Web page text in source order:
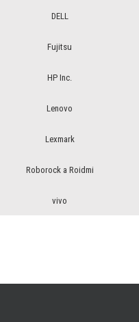
DELL
Fujitsu
HP Inc.
Lenovo
Lexmark
Roborock a Roidmi
vivo